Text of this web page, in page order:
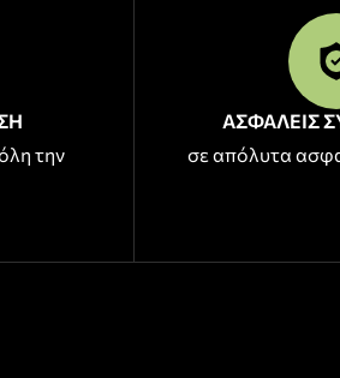
την
ΑΣΦΑΛΕΙΣ
σε απόλυτα